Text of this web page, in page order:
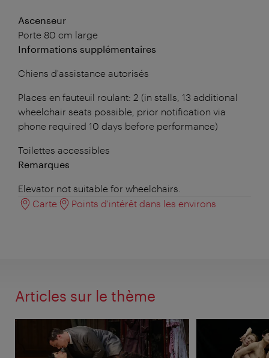
Ascenseur
Porte 80 cm large
Informations supplémentaires
Chiens d'assistance autorisés
Places en fauteuil roulant: 2 (in stalls, 13 additional
wheelchair seats possible, prior notification via
phone required 10 days before performance)
Toilettes accessibles
Remarques
Elevator not suitable for wheelchairs.
Carte
Points d'intérêt dans les environs
Articles sur le thème